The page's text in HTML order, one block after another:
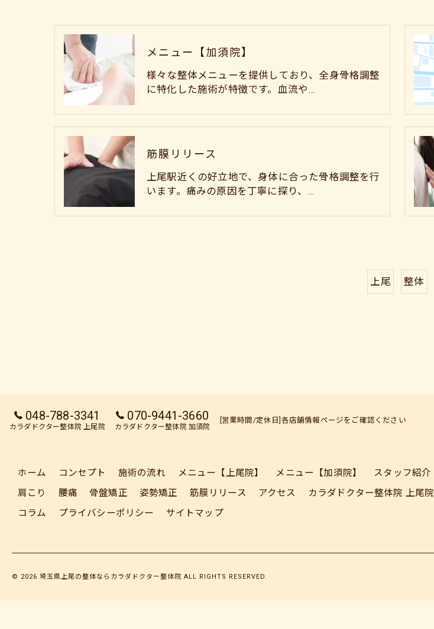
メニュー【加須院】
様々な整体メニューを提供しており、全身骨格調整
に特化した施術が特徴です。血流や…
筋膜リリース
上尾駅近くの好立地で、身体に合った骨格調整を行
います。痛みの原因を丁寧に探り、…
上尾 整体
048-788-3341
カラダドクター整体院 上尾院
070-9441-3660
カラダドクター整体院 加須院
[営業時間/定休日]各店舗情報ページをご確認ください
ホーム コンセプト 施術の流れ メニュー【上尾院】 メニュー【加須院】 スタッフ紹介
肩こり
腰痛 骨盤矯正 姿勢矯正 筋膜リリース アクセス カラダドクター整体院 上尾院
コラム
プライバシーポリシー サイトマップ
© 2026 埼玉県上尾の整体ならカラダドクター整体院 ALL RIGHTS RESERVED.